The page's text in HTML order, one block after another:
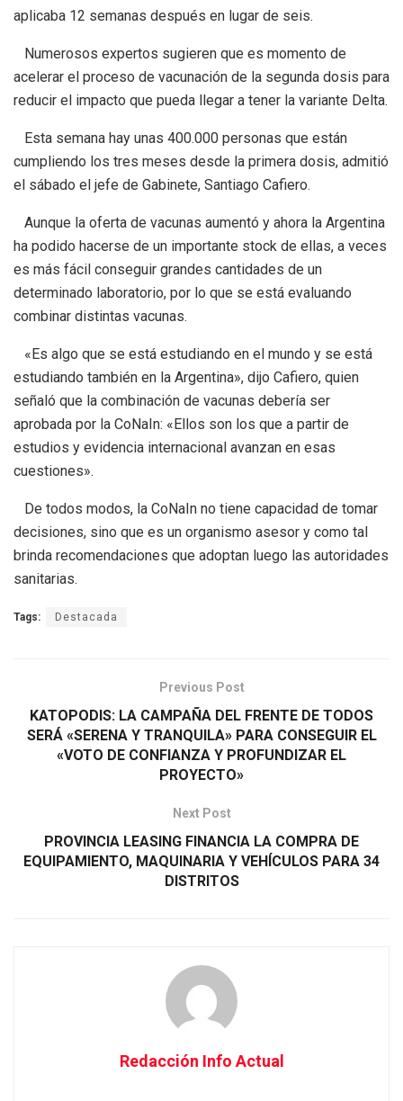
aplicaba 12 semanas después en lugar de seis.
Numerosos expertos sugieren que es momento de
acelerar el proceso de vacunación de la segunda dosis para
reducir el impacto que pueda llegar a tener la variante Delta.
Esta semana hay unas 400.000 personas que están
cumpliendo los tres meses desde la primera dosis, admitió
el sábado el jefe de Gabinete, Santiago Cafiero.
Aunque la oferta de vacunas aumentó y ahora la Argentina
ha podido hacerse de un importante stock de ellas, a veces
es más fácil conseguir grandes cantidades de un
determinado laboratorio, por lo que se está evaluando
combinar distintas vacunas.
«Es algo que se está estudiando en el mundo y se está
estudiando también en la Argentina», dijo Cafiero, quien
señaló que la combinación de vacunas debería ser
aprobada por la CoNaIn: «Ellos son los que a partir de
estudios y evidencia internacional avanzan en esas
cuestiones».
De todos modos, la CoNaIn no tiene capacidad de tomar
decisiones, sino que es un organismo asesor y como tal
brinda recomendaciones que adoptan luego las autoridades
sanitarias.
Tags: Destacada
Previous Post
KATOPODIS: LA CAMPAÑA DEL FRENTE DE TODOS
SERÁ «SERENA Y TRANQUILA» PARA CONSEGUIR EL
«VOTO DE CONFIANZA Y PROFUNDIZAR EL
PROYECTO»
Next Post
PROVINCIA LEASING FINANCIA LA COMPRA DE
EQUIPAMIENTO, MAQUINARIA Y VEHÍCULOS PARA 34
DISTRITOS
Redacción Info Actual